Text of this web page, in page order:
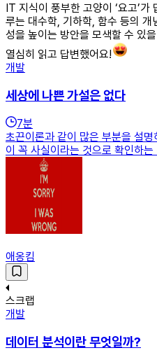
IT 지식이 풍부한 고양이 ‘요고’
루는 대수학, 기하학, 함수 등의
성을 높이는 방안을 모색할 수 있
열심히 읽고 답변했어요!
개발
세상에 나쁜 가설은 없다
7분
초끈이론과 같이 많은 부분을 설
이 꼭 사실이라는 것으로 확인하
애옹킴
스크랩
개발
데이터 분석이란 무엇일까?